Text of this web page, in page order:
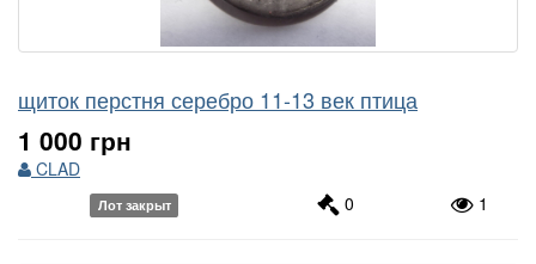
щиток перстня серебро 11-13 век птица
1 000 грн
CLAD
Лот закрыт 0 1